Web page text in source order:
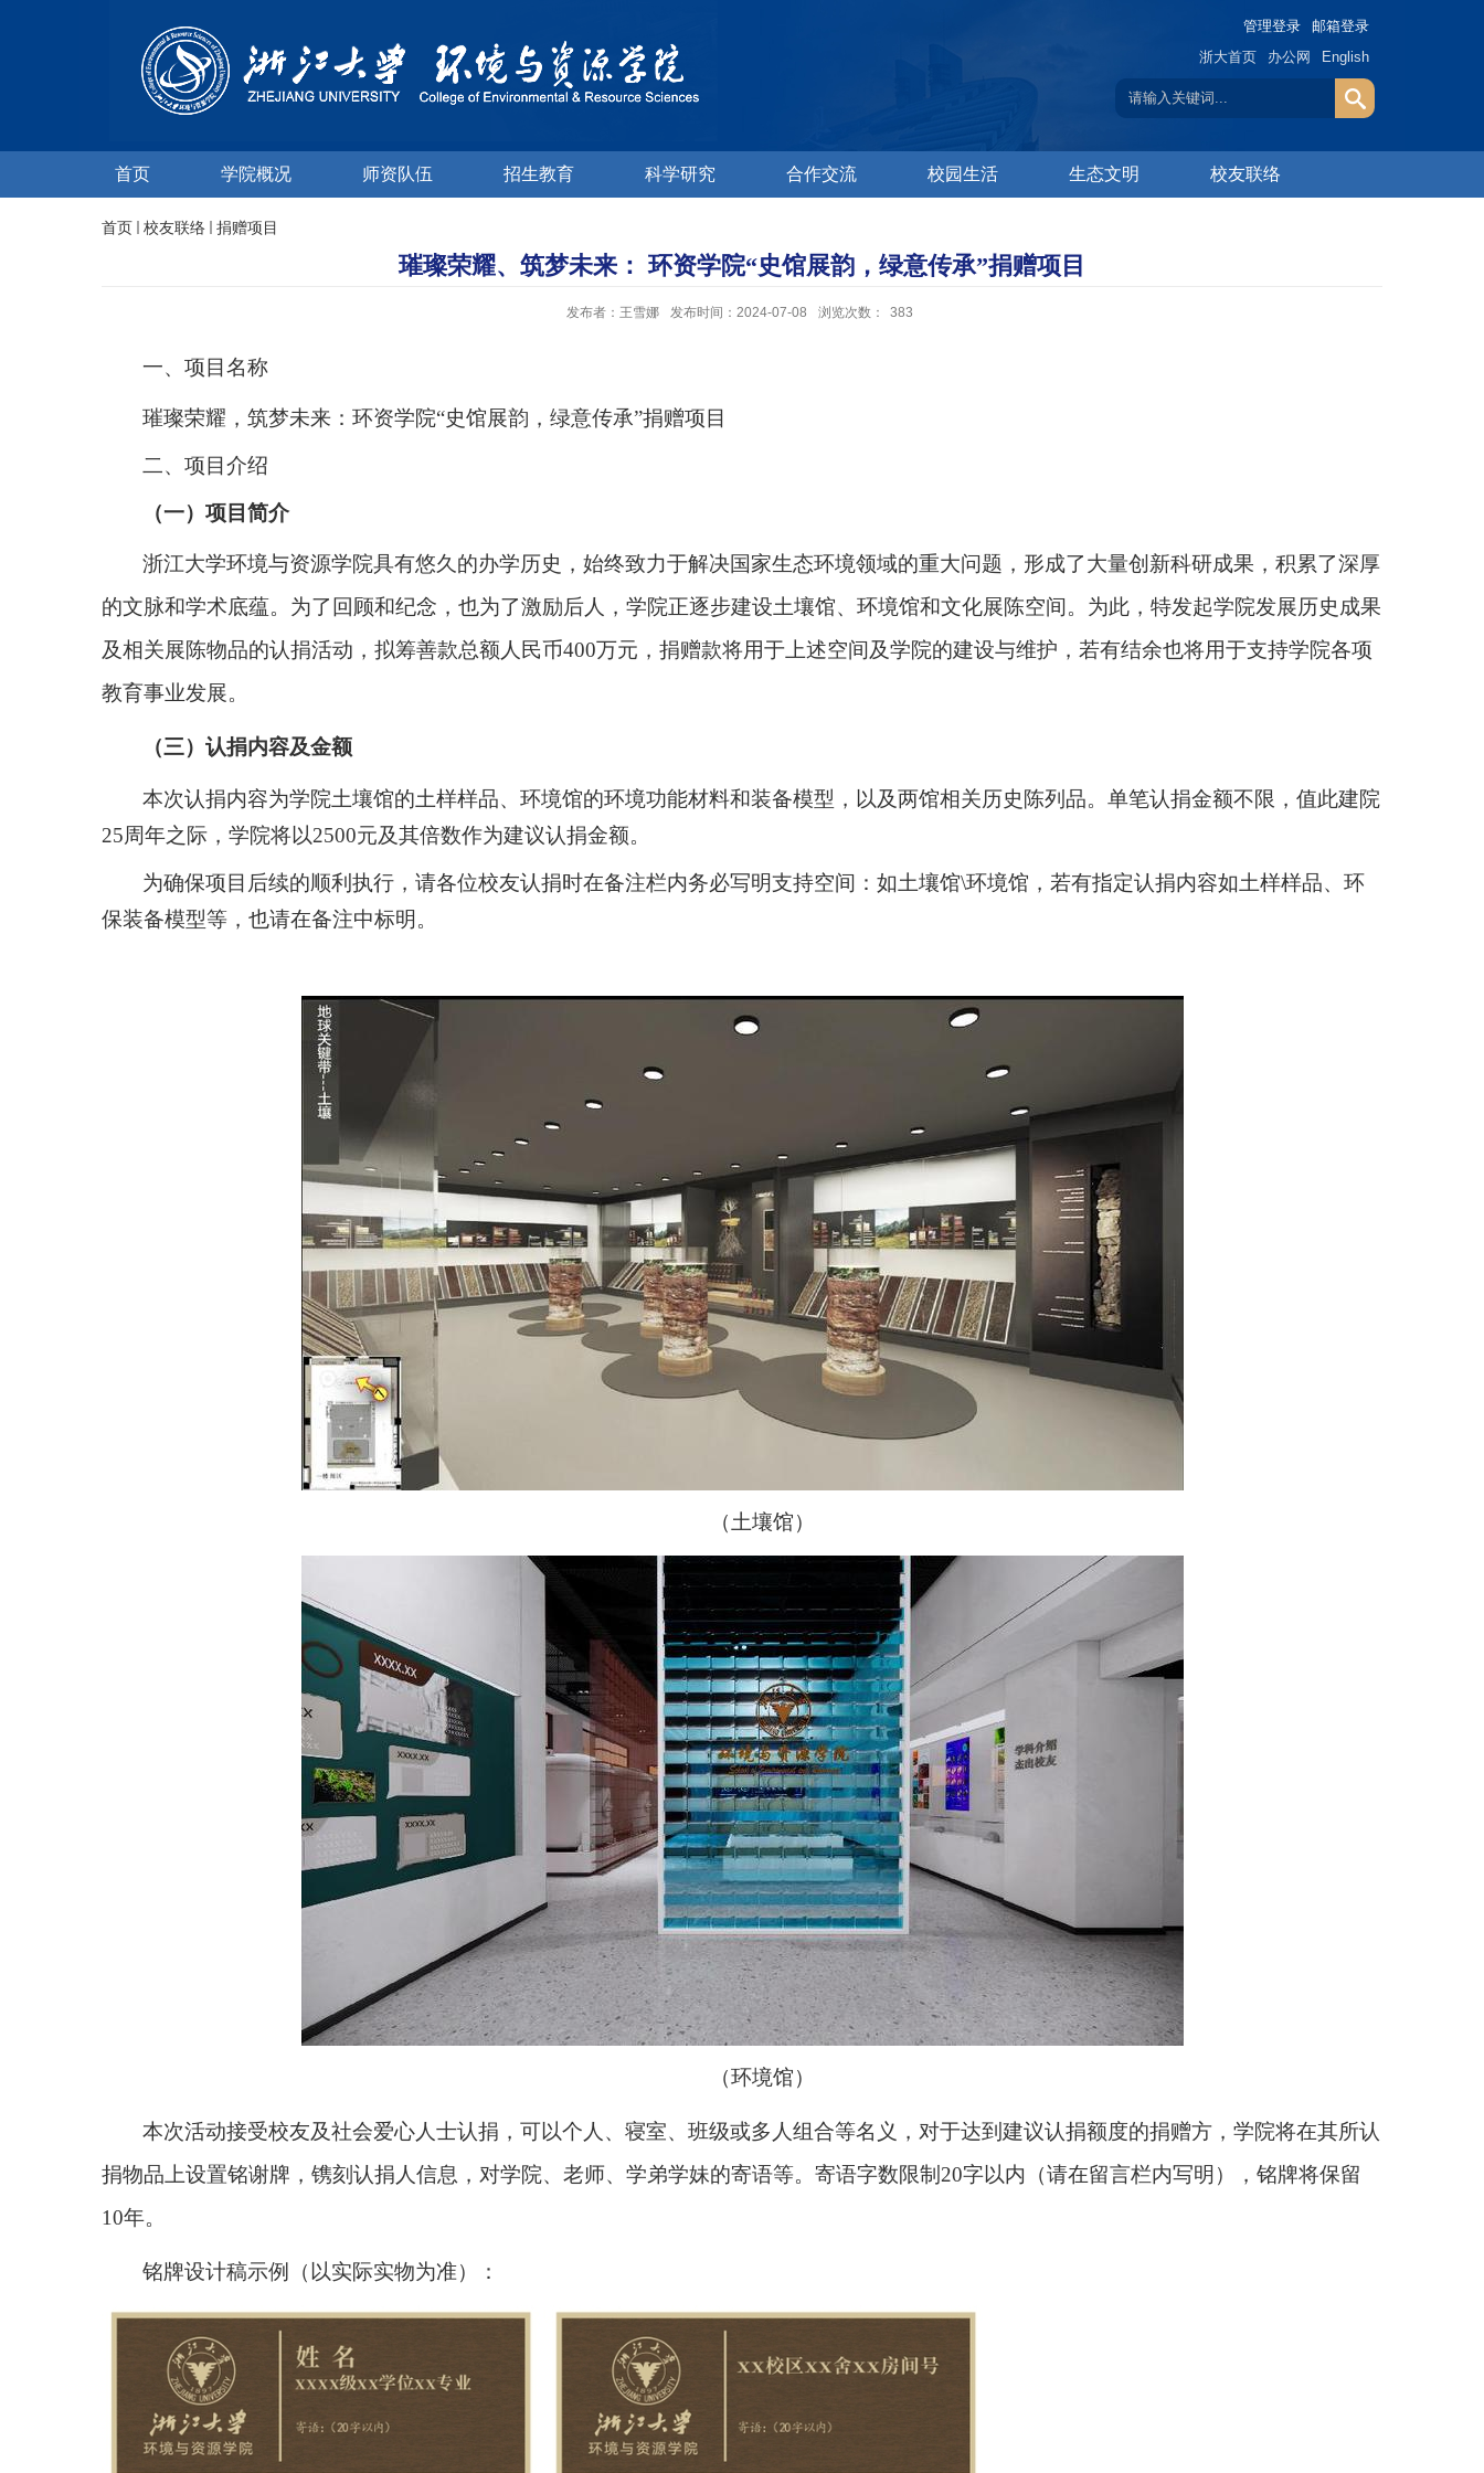
管理登录
邮箱登录
浙大首页
办公网 English
首页 学院概况 师资队伍 招生教育 科学研究 合作交流 校园生活 生态文明 校友联络
首页 校友联络 捐赠项目
璀璨荣耀、筑梦未来： 环资学院“史馆展韵，绿意传承”捐赠项目
发布者：王雪娜 发布时间：2024-07-08 浏览次数： 383
一、项目名称
璀璨荣耀，筑梦未来：环资学院“史馆展韵，绿意传承”捐赠项目
二、项目介绍
（一）项目简介
浙江大学环境与资源学院具有悠久的办学历史， 始终致力于解决国家生态环境领域的重大问题，形成了大量创新科研成果，积累了深厚
的文脉和学术底蕴。为了回顾和纪念，也为了激励后人，学院正逐步建设土壤馆、环境馆和文化展陈空间。为此，特发起学院发展历史成果
及相关展陈物品的认捐活动， 拟筹善款总额人民币400万元， 捐赠款将用于上述空间 及学院的建设与维护 ， 若有结余也将用于支持学院各项
教育事业发展。
（三） 认捐内容及金额
本次认捐内容为学院土壤馆的土样样品、环境馆的环境功能材料和装备模型，以及两馆相关历史陈列品。 单笔认捐金额不限，值此建院
25周年之际，学院将以2500元及其倍数作为建议认捐金额。
为确保项目后续的顺利执行，请各位校友认捐时在备注栏内务必写明支持空间：如土壤馆\环境馆，若有指定认捐内容如土样样品、环
保装备模型等，也请在备注中标明。
（土壤馆）
（环境馆）
本次活动接受校友及社会爱心人士认捐，可以个人、寝室、班级或多人组合等名义，对于达到建议认捐额度的捐赠方，学院将在其所认
捐物品上设置铭谢牌，镌刻认捐人信息，对学院、老师、学弟学妹的寄语等。寄语字数限制 20字以内 （请在留言栏内写明 ）
，铭牌将保留
10年。
铭牌设计稿示例（以实际实物为准）：